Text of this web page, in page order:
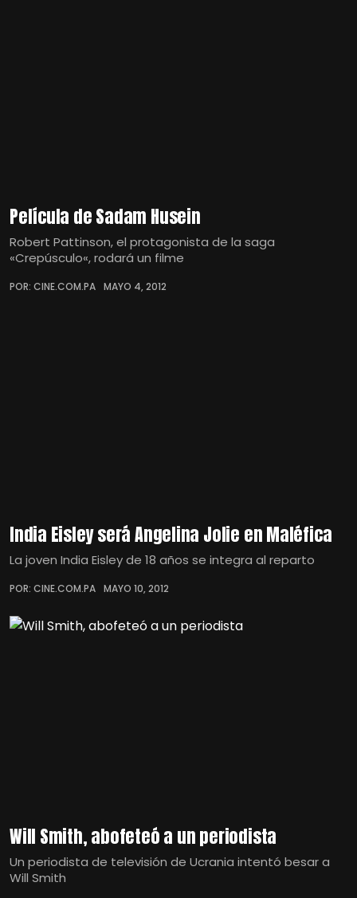
Película de Sadam Husein
Robert Pattinson, el protagonista de la saga
«Crepúsculo«, rodará un filme
POR: CINE.COM.PA MAYO 4, 2012
India Eisley será Angelina Jolie en Maléfica
La joven India Eisley de 18 años se integra al reparto
POR: CINE.COM.PA MAYO 10, 2012
Will Smith, abofeteó a un periodista
Un periodista de televisión de Ucrania intentó besar a
Will Smith